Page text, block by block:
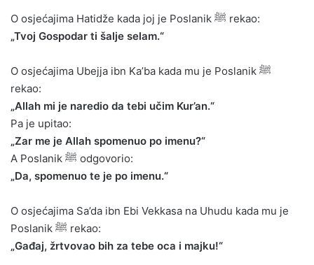
O osjećajima Hatidže kada joj je Poslanik ﷺ rekao:
„Tvoj Gospodar ti šalje selam.“
O osjećajima Ubejja ibn Ka’ba kada mu je Poslanik ﷺ
rekao:
„Allah mi je naredio da tebi učim Kur’an.“
Pa je upitao:
„Zar me je Allah spomenuo po imenu?“
A Poslanik ﷺ odgovorio:
„Da, spomenuo te je po imenu.“
O osjećajima Sa’da ibn Ebi Vekkasa na Uhudu kada mu je
Poslanik ﷺ rekao:
„Gađaj, žrtvovao bih za tebe oca i majku!“